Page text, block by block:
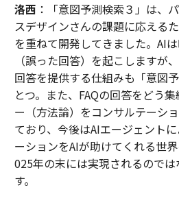
洛西 ：「意図予測検索３」は、
スデザインさんの課題に応える
を重ねて開発してきました。AI
（誤った回答）を起こしますが
回答を提供する仕組みも「意図
とつ。また、FAQの回答をどう
ー（方法論）をコンサルテーシ
ており、今後はAIエージェント
ーションをAIが助けてくれる世
025年の末には実現されるので
す。